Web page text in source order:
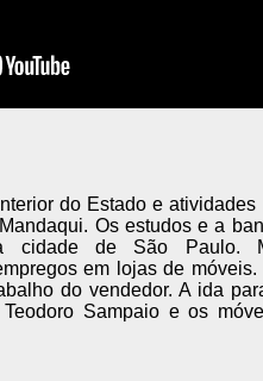
do Estado e
Os estudos e a
cidade de São Paulo.
em lojas de
do vendedor. A ida
Sampaio e os